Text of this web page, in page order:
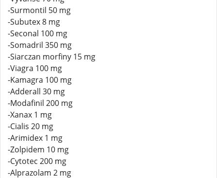
-Surmontil 50 mg
-Subutex 8 mg
-Seconal 100 mg
-Somadril 350 mg
-Siarczan morfiny 15 mg
-Viagra 100 mg
-Kamagra 100 mg
-Adderall 30 mg
-Modafinil 200 mg
-Xanax 1 mg
-Cialis 20 mg
-Arimidex 1 mg
-Zolpidem 10 mg
-Cytotec 200 mg
-Alprazolam 2 mg